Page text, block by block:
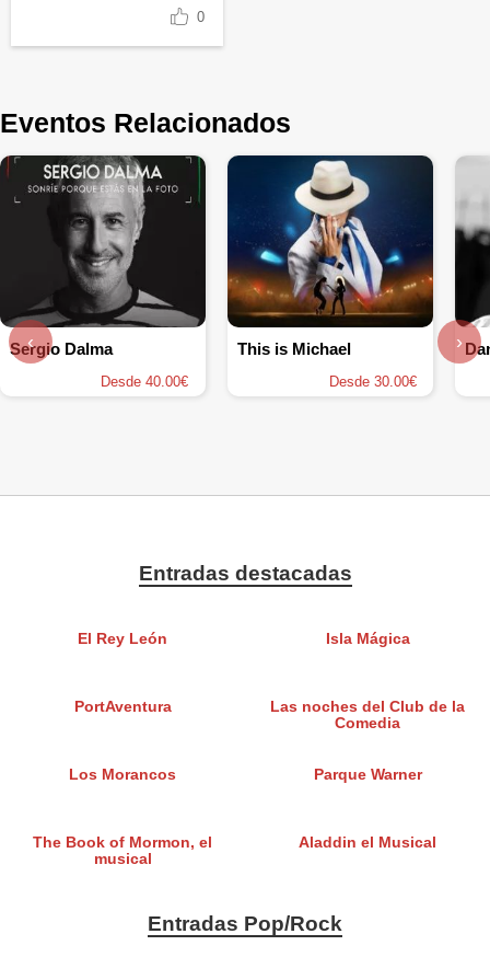
0
Eventos Relacionados
Sergio Dalma
Desde 40.00€
This is Michael
Desde 30.00€
‹ ›
Entradas destacadas
El Rey León Isla Mágica
PortAventura
Las noches del Club de la
Comedia
Los Morancos Parque Warner
The Book of Mormon, el
musical
Aladdin el Musical
Entradas Pop/Rock